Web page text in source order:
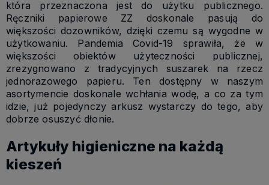
która przeznaczona jest do użytku publicznego.
Ręczniki papierowe ZZ doskonale pasują do
większości dozowników, dzięki czemu są wygodne w
użytkowaniu. Pandemia Covid-19 sprawiła, że w
większości obiektów użyteczności publicznej,
zrezygnowano z tradycyjnych suszarek na rzecz
jednorazowego papieru. Ten dostępny w naszym
asortymencie doskonale wchłania wodę, a co za tym
idzie, już pojedynczy arkusz wystarczy do tego, aby
dobrze osuszyć dłonie.
Artykuły higieniczne na każdą
kieszeń